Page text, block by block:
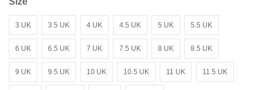
3 UK 3.5 UK 4 UK 4.5 UK 5 UK 5.5 UK
6 UK 6.5 UK 7 UK 7.5 UK 8 UK 8.5 UK
9 UK 9.5 UK 10 UK 10.5 UK 11 UK 11.5 UK